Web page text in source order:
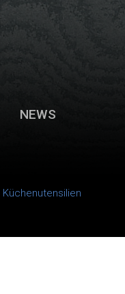
NEWS
Küchenutensilien